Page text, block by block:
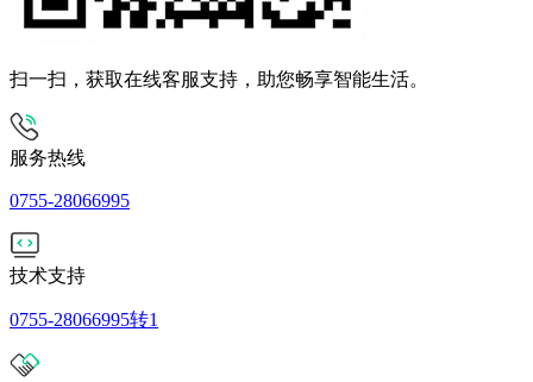
扫一扫，获取在线客服支持，助您畅享智能生活。
服务热线
0755-28066995
技术支持
0755-28066995转1